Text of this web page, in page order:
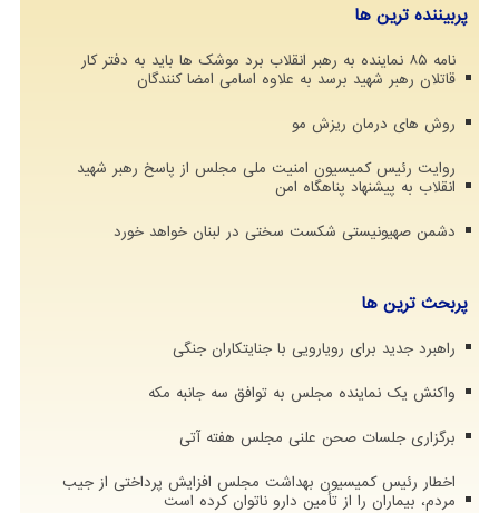
پربیننده ترین ها
نامه ۸۵ نماینده به رهبر انقلاب برد موشک ها باید به دفتر کار
قاتلان رهبر شهید برسد به علاوه اسامی امضا کنندگان
روش های درمان ریزش مو
روایت رئیس کمیسیون امنیت ملی مجلس از پاسخ رهبر شهید
انقلاب به پیشنهاد پناهگاه امن
دشمن صهیونیستی شکست سختی در لبنان خواهد خورد
پربحث ترین ها
راهبرد جدید برای رویارویی با جنایتکاران جنگی
واکنش یک نماینده مجلس به توافق سه جانبه مکه
برگزاری جلسات صحن علنی مجلس هفته آتی
اخطار رئیس کمیسیون بهداشت مجلس افزایش پرداختی از جیب
مردم، بیماران را از تأمین دارو ناتوان کرده است